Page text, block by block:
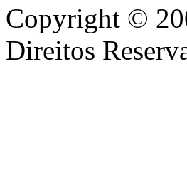
Copyright ©
Direitos